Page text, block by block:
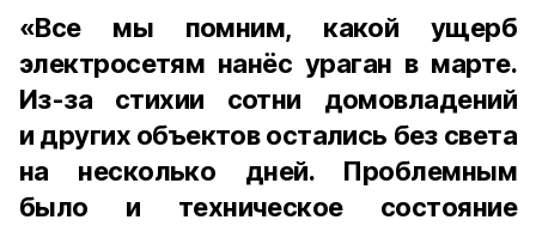
«Все мы помним, какой ущерб
электросетям нанёс ураган в марте.
Из-за стихии сотни домовладений
и других объектов остались без света
на несколько дней. Проблемным
было и техническое состояние